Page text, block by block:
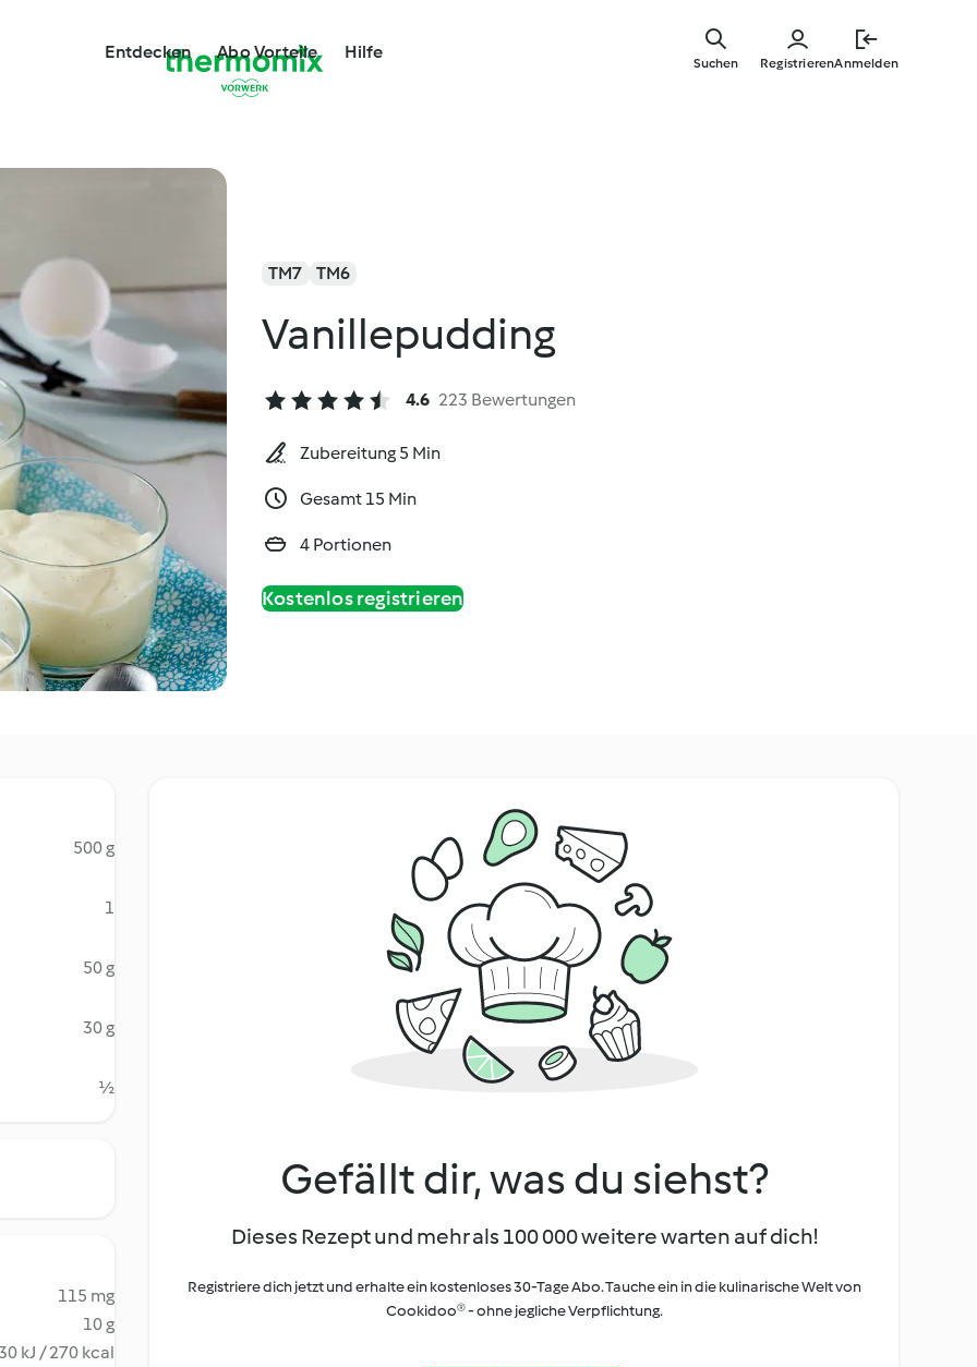
springen
Entdecken Abo Vorteile Hilfe
RegistrierenAnmelden
Suchen
TM7 TM6
Vanillepudding
4.6 223 Bewertungen
Zubereitung 5 Min
Gesamt 15 Min
4 Portionen
Kostenlos registrieren
500 g
1
50 g
30 g
½
115 mg
10 g
kJ / 270 kcal
Gefällt dir, was du siehst?
Dieses Rezept und mehr als 100 000 weitere warten auf dich!
Registriere dich jetzt und erhalte ein kostenloses 30-Tage Abo. Tauche ein in die kulinarische Welt von
Cookidoo® - ohne jegliche Verpflichtung.